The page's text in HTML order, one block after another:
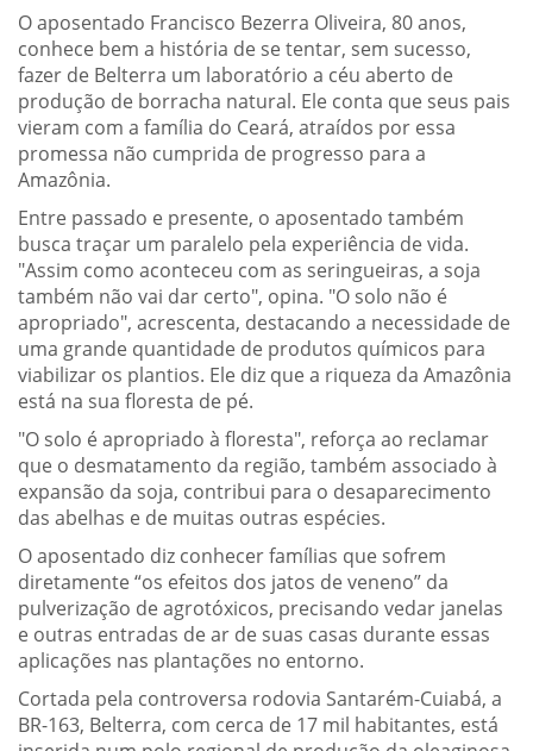
O aposentado Francisco Bezerra Oliveira, 80 anos,
conhece bem a história de se tentar, sem sucesso,
fazer de Belterra um laboratório a céu aberto de
produção de borracha natural. Ele conta que seus pais
vieram com a família do Ceará, atraídos por essa
promessa não cumprida de progresso para a
Amazônia.
Entre passado e presente, o aposentado também
busca traçar um paralelo pela experiência de vida.
"Assim como aconteceu com as seringueiras, a soja
também não vai dar certo", opina. "O solo não é
apropriado", acrescenta, destacando a necessidade de
uma grande quantidade de produtos químicos para
viabilizar os plantios. Ele diz que a riqueza da Amazônia
está na sua floresta de pé.
"O solo é apropriado à floresta", reforça ao reclamar
que o desmatamento da região, também associado à
expansão da soja, contribui para o desaparecimento
das abelhas e de muitas outras espécies.
O aposentado diz conhecer famílias que sofrem
diretamente “os efeitos dos jatos de veneno” da
pulverização de agrotóxicos, precisando vedar janelas
e outras entradas de ar de suas casas durante essas
aplicações nas plantações no entorno.
Cortada pela controversa rodovia Santarém-Cuiabá, a
BR-163, Belterra, com cerca de 17 mil habitantes, está